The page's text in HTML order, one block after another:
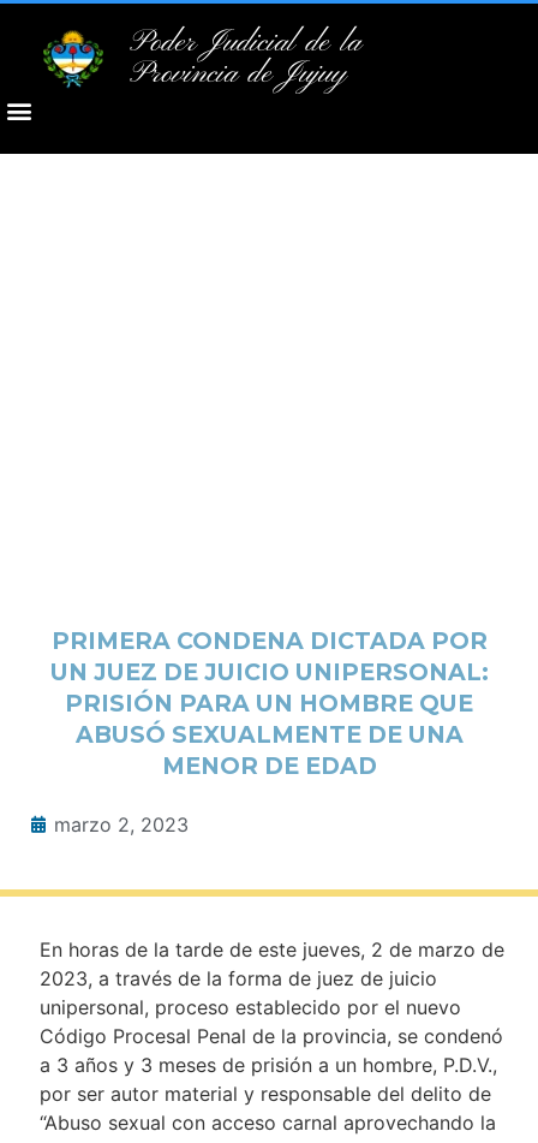
Poder Judicial de la
Provincia de Jujuy
PRIMERA CONDENA DICTADA POR
UN JUEZ DE JUICIO UNIPERSONAL:
PRISIÓN PARA UN HOMBRE QUE
ABUSÓ SEXUALMENTE DE UNA
MENOR DE EDAD
marzo 2, 2023
En horas de la tarde de este jueves, 2 de marzo de
2023, a través de la forma de juez de juicio
unipersonal, proceso establecido por el nuevo
Código Procesal Penal de la provincia, se condenó
a 3 años y 3 meses de prisión a un hombre, P.D.V.,
por ser autor material y responsable del delito de
“Abuso sexual con acceso carnal aprovechando la